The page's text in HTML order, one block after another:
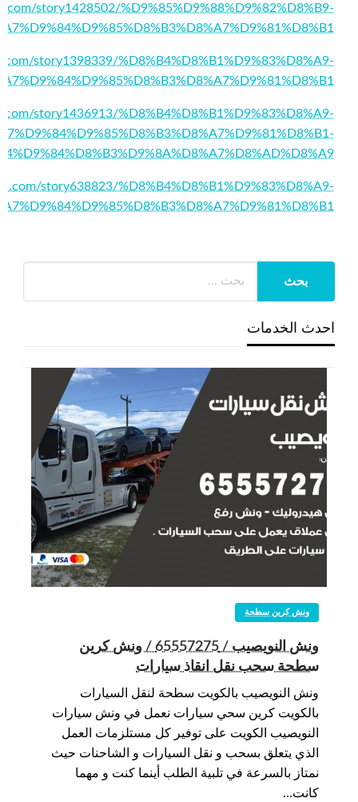
story1428502/%D9%85%D9%88%D9%82%D8%B9-
story1398339/%D8%B4%D8%B1%D9%83%D8%A9-
story1436913/%D8%B4%D8%B1%D9%83%D8%A9-
story638823/%D8%B4%D8%B1%D9%83%D8%A9-
احدث الخدمات
ونش كرين سطحة
ونش النويصيب / 65557275 / ونش كرين
سطحة سحب نقل انقاذ سيارات
ونش النويصيب بالكويت سطحة لنقل السيارات
بالكويت كرين سحي سيارات نعمل في ونش سيارات
النويصيب الكويت على توفير كل مستلزمات العمل
الذي يتعلق بسحب و نقل السيارات و الشاحنات حيث
نمتاز بالسرعة في تلبية الطلب أينما كنت و مهما
كانت…